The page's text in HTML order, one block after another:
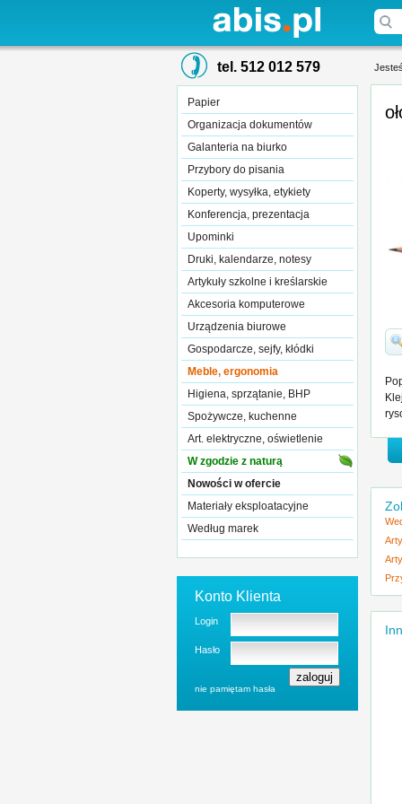
tel. 512 012 579
Papier
Organizacja dokumentów
Galanteria na biurko
Przybory do pisania
Koperty, wysyłka, etykiety
Konferencja, prezentacja
Upominki
Druki, kalendarze, notesy
Artykuły szkolne i kreślarskie
Akcesoria komputerowe
Urządzenia biurowe
Gospodarcze, sejfy, kłódki
Meble, ergonomia
Higiena, sprzątanie, BHP
Spożywcze, kuchenne
Art. elektryczne, oświetlenie
W zgodzie z naturą
Nowości w ofercie
Materiały eksploatacyjne
Według marek
Konto Klienta
Login
Hasło
nie pamiętam hasła